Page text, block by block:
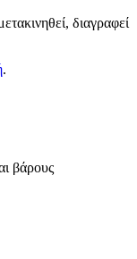
διαγραφεί
.
βάρους